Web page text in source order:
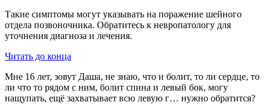
Такие симптомы могут указывать на поражение шейного
отдела позвоночника. Обратитесь к невропатологу для
уточнения диагноза и лечения.
Читать до конца
Мне 16 лет, зовут Даша, не знаю, что и болит, то ли сердце, то
ли что то рядом с ним, болит спина и левый бок, могу
нащупать, ещё захватывает всю левую г… нужно обратится?